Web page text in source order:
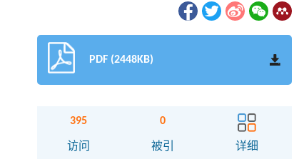
PDF (2448KB)
395
访问
0
被引 详细